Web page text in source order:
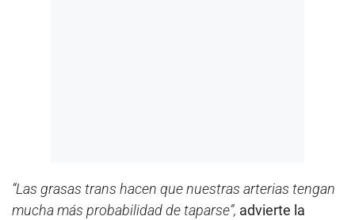
“Las grasas trans hacen que nuestras arterias tengan
mucha más probabilidad de taparse”, advierte la